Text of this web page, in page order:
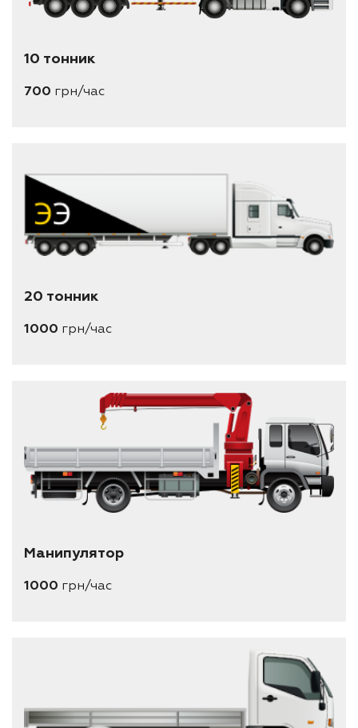
10 тонник
700 грн/час
20 тонник
1000 грн/час
Манипулятор
1000 грн/час